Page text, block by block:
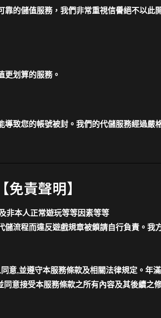
的儲值服務，我們非常重視信譽絕不以此
更划算的服務。
致您的帳號被封。我們的代儲服務經過嚴
【免責聲明】
非本人正常遊玩等等因素等等
流程而違反遊戲規章被鎖請自行負責。我
意,並遵守本服務條款及相關法律規定。年
意接受本服務條款之所有內容及其後續之